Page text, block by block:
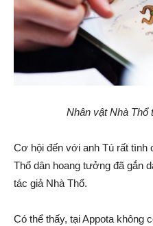
Nhân vật Nhà Thổ
Cơ hội đến với anh Tú rất
Thổ dân hoang tưởng đã gắn
tác giả Nhà Thổ.
Có thể thấy, tại Appota không